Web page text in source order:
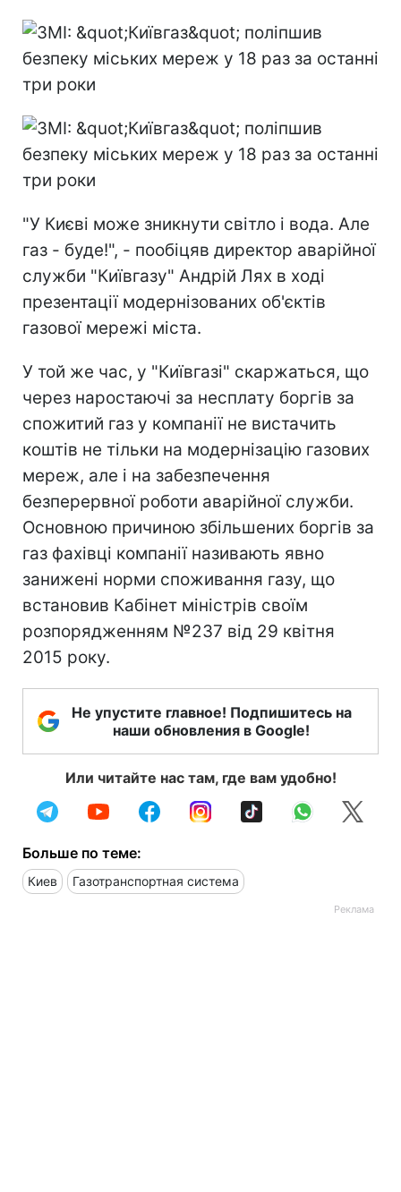
"У Києві може зникнути світло і вода. Але
газ - буде!", - пообіцяв директор аварійної
служби "Київгазу" Андрій Лях в ході
презентації модернізованих об'єктів
газової мережі міста.
У той же час, у "Київгазі" скаржаться, що
через наростаючі за несплату боргів за
спожитий газ у компанії не вистачить
коштів не тільки на модернізацію газових
мереж, але і на забезпечення
безперервної роботи аварійної служби.
Основною причиною збільшених боргів за
газ фахівці компанії називають явно
занижені норми споживання газу, що
встановив Кабінет міністрів своїм
розпорядженням №237 від 29 квітня
2015 року.
Не упустите главное! Подпишитесь на
наши обновления в Google!
Или читайте нас там, где вам удобно!
Больше по теме:
Киев Газотранспортная система